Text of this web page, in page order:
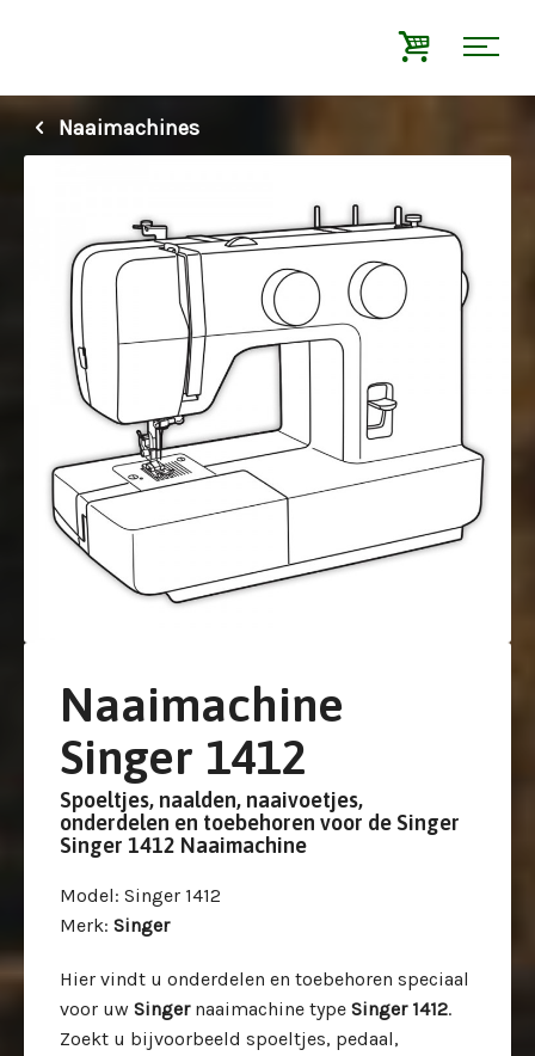
Naaimachines
Naaimachine
Singer 1412
Spoeltjes, naalden, naaivoetjes,
onderdelen en toebehoren voor de Singer
Singer 1412 Naaimachine
Model: Singer 1412
Merk: Singer
Hier vindt u onderdelen en toebehoren speciaal
voor uw Singernaaimachine type Singer 1412.
Zoekt u bijvoorbeeld spoeltjes, pedaal,